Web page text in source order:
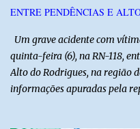
ajuda de Luchsinger e se
ENTRE PENDÊNCIAS E
Um grave acidente com
quinta-feira (6), na RN-118,
Alto do Rodrigues, na região
informações apuradas pela